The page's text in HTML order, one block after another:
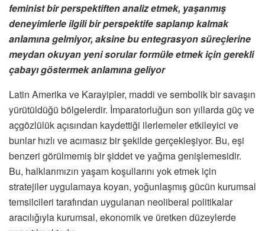
feminist bir perspektiften analiz etmek, yaşanmış
deneyimlerle ilgili bir perspektife saplanıp kalmak
anlamına gelmiyor, aksine bu entegrasyon süreçlerine
meydan okuyan yeni sorular formüle etmek için gerekli
çabayı göstermek anlamına geliyor
Latin Amerika ve Karayipler, maddi ve sembolik bir savaşın
yürütüldüğü bölgelerdir. İmparatorluğun son yıllarda güç ve
açgözlülük açısından kaydettiği ilerlemeler etkileyici ve
bunlar hızlı ve acımasız bir şekilde gerçekleşiyor. Bu, eşi
benzeri görülmemiş bir şiddet ve yağma genişlemesidir.
Bu, halklarımızın yaşam koşullarını yok etmek için
stratejiler uygulamaya koyan, yoğunlaşmış gücün kurumsal
temsilcileri tarafından uygulanan neoliberal politikalar
aracılığıyla kurumsal, ekonomik ve üretken düzeylerde